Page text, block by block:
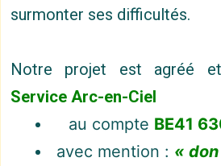
surmonter ses difficultés.
Notre projet est agréé
Service Arc-en-Ciel
au compte BE41
avec mention : «